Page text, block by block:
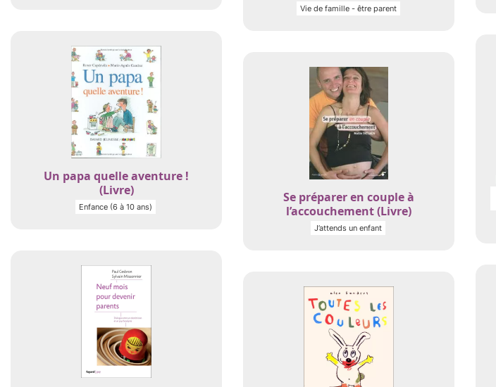
Vie de famille - être parent
Un papa quelle aventure !
(Livre)
Enfance (6 à 10 ans)
Se préparer en couple à
l’accouchement (Livre)
J’attends un enfant